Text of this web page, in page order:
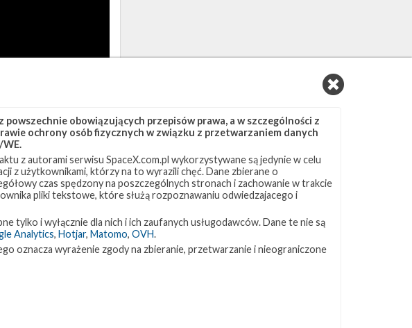
obowiązujących przepisów prawa, a w szczególności z
ochrony osób fizycznych w związku z przetwarzaniem danych
z autorami serwisu SpaceX.com.pl wykorzystywane są jedynie w celu
z użytkownikami, którzy na to wyrazili chęć. Dane zbierane o
czas spędzony na poszczególnych stronach i zachowanie w trakcie
pliki tekstowe, które służą rozpoznawaniu odwiedzajacego i
i wyłącznie dla nich i ich zaufanych usługodawców. Dane te nie są
Analytics, Hotjar, Matomo, OVH.
oznacza wyrażenie zgody na zbieranie, przetwarzanie i nieograniczone